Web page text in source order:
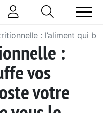
: l’aliment qui
:
vos
votre